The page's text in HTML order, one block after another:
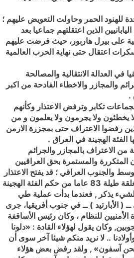
للهنود الحمر وحاولت التعويض عليهم ؛
الذين اعتقلتهم جماعيا بعد
على بيرل هاربور، حيث فرضت عليهم
اعتقال حتى نهاية الحرب العالمية
العدالة الانتقالية والمصالحة
والمجازر والاخطاء الفادحة من اكبر
تكابر وترفض الاعتذار وكأنهم
يخطئون ولا يجرمون ولا يعلمون و من
رفضوا الاعتراف حتى بمجزرة الارمن
الهجينة في العراق .
الاعتراف بالمجازر والجرائم
والمستمرة بحق العراقيين
والجنوب العراقي ؛ قد يفتح الاعتذار
عليها العديد الابواب المغلقة طيلة 83 عاما من حكم الفئة الهجينة
يذكر , فعندما بدأت عملية طي
) ــ في جنوب أفريقيا، جرى
للنظام ، وكان رئيس الأساقفة
وكان يقول لهؤلاء القادة : «دلونا
.. لا نريد منكم شيئا آخر سوى أن
آسفون» , ولقد رفض بعض هؤلاء